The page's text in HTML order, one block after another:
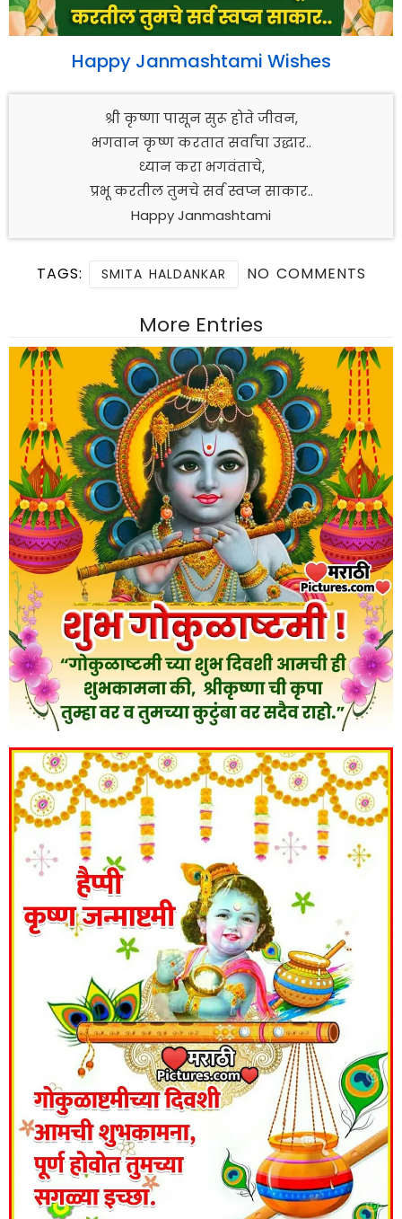
Happy Janmashtami Wishes
श्री कृष्णा पासून सुरू होते जीवन,
भगवान कृष्ण करतात सर्वांचा उद्धार..
ध्यान करा भगवंताचे,
प्रभू करतील तुमचे सर्व स्वप्न साकार..
Happy Janmashtami
TAGS: SMITA HALDANKAR NO COMMENTS
More Entries